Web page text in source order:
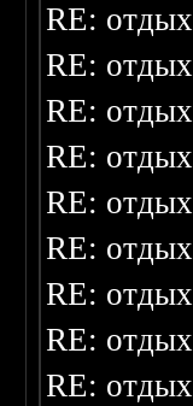
RE:
RE:
RE:
RE:
RE:
RE:
RE:
RE:
RE: